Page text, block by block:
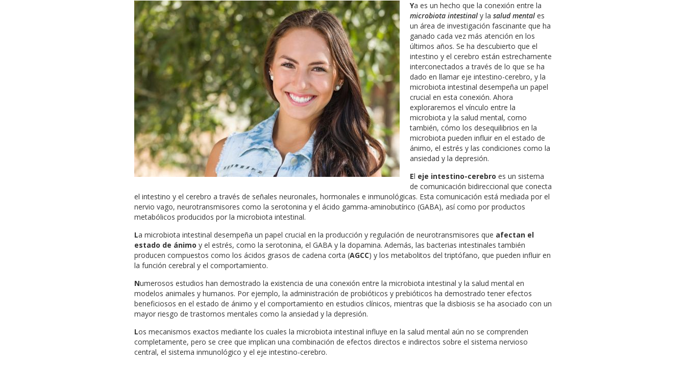
Ya es un hecho que la conexión entre la
microbiota intestinaly la salud mentales
un área de investigación fascinante que ha
ganado cada vez más atención en los
últimos años. Se ha descubierto que el
intestino y el cerebro están estrechamente
interconectados a través de lo que se ha
dado en llamar eje intestino-cerebro, y la
microbiota intestinal desempeña un papel
crucial en esta conexión. Ahora
exploraremos el vínculo entre la
microbiota y la salud mental, como
también, cómo los desequilibrios en la
microbiota pueden influir en el estado de
ánimo, el estrés y las condiciones como la
ansiedad y la depresión.
El eje intestino-cerebro es un sistema
de comunicación bidireccional que conecta
el intestino y el cerebro a través de señales neuronales, hormonales e inmunológicas. Esta comunicación está mediada por el
nervio vago, neurotransmisores como la serotonina y el ácido gamma-aminobutírico (GABA), así como por productos
metabólicos producidos por la microbiota intestinal.
La microbiota intestinal desempeña un papel crucial en la producción y regulación de neurotransmisores que afectan el
estado de ánimo y el estrés, como la serotonina, el GABA y la dopamina. Además, las bacterias intestinales también
producen compuestos como los ácidos grasos de cadena corta (AGCC) y los metabolitos del triptófano, que pueden influir en
la función cerebral y el comportamiento.
Numerosos estudios han demostrado la existencia de una conexión entre la microbiota intestinal y la salud mental en
modelos animales y humanos. Por ejemplo, la administración de probióticos y prebióticos ha demostrado tener efectos
beneficiosos en el estado de ánimo y el comportamiento en estudios clínicos, mientras que la disbiosis se ha asociado con un
mayor riesgo de trastornos mentales como la ansiedad y la depresión.
Los mecanismos exactos mediante los cuales la microbiota intestinal influye en la salud mental aún no se comprenden
completamente, pero se cree que implican una combinación de efectos directos e indirectos sobre el sistema nervioso
central, el sistema inmunológico y el eje intestino-cerebro.